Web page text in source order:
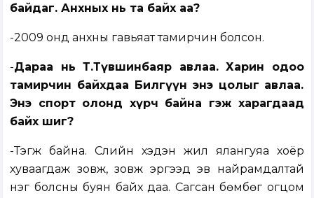
байдаг. Анхных нь та байх аа?
-2009 онд анхны гавьяат тамирчин болсон.
-Дараа нь Т.Түвшинбаяр авлаа. Харин одоо
тамирчин байхдаа Билгүүн энэ цолыг авлаа.
Энэ спорт олонд хүрч байна гэж харагдаад
байх шиг?
-Тэгж байна. Сүүлийн хэдэн жил ялангуяа хоёр
хуваагдаж зовж, зовж эргээд эв найрамдалтай
нэг болсны буян байх даа. Сагсан бөмбөг огцом